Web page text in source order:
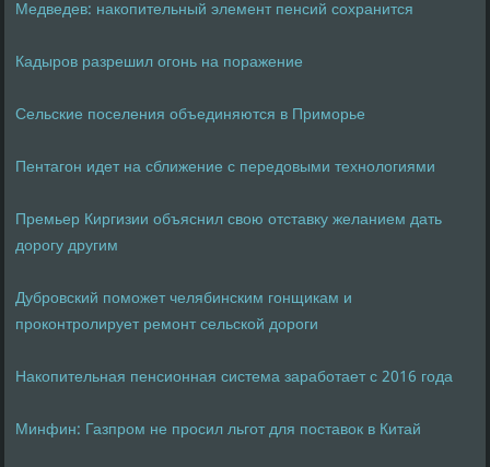
Медведев: накопительный элемент пенсий сохранится
Кадыров разрешил огонь на поражение
Сельские поселения объединяются в Приморье
Пентагон идет на сближение с передовыми технологиями
Премьер Киргизии объяснил свою отставку желанием дать
дорогу другим
Дубровский поможет челябинским гонщикам и
проконтролирует ремонт сельской дороги
Накопительная пенсионная система заработает с 2016 года
Минфин: Газпром не просил льгот для поставок в Китай